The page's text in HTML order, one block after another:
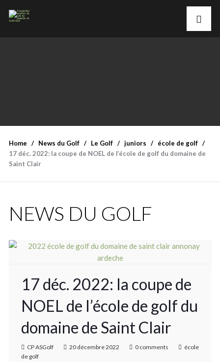
Home News du Golf Le Golf juniors
école de golf
17 déc. 2022: la coupe de NOEL de l’école de golf du domaine de
Saint Clair
NEWS DU GOLF
17 déc. 2022: la coupe de
NOEL de l’école de golf du
domaine de Saint Clair
CP ASGolf 20 décembre 2022 0 comments
école
de golf